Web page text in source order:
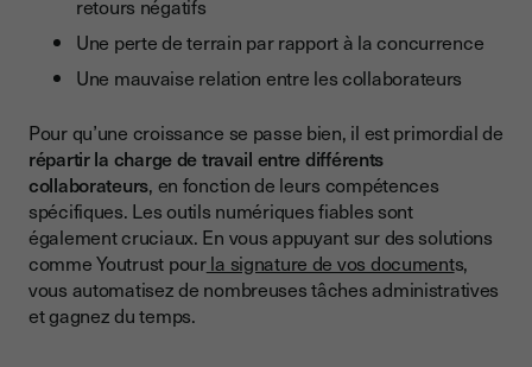
retours négatifs
Une perte de terrain par rapport à la concurrence
Une mauvaise relation entre les collaborateurs
Pour qu’une croissance se passe bien, il est primordial de
répartir la charge de travail entre différents
collaborateurs, en fonction de leurs compétences
spécifiques. Les outils numériques fiables sont
également cruciaux. En vous appuyant sur des solutions
comme Youtrust pourla signature de vos documents,
vous automatisez de nombreuses tâches administratives
et gagnez du temps.